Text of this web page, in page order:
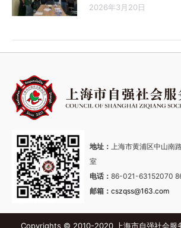
2026年3月20日
地址： 上海市黄浦区中山南
室
电话： 86-021-63152070
邮箱： cszqss@163.com
Copyrights © 2010-2020 上海市自强社会服